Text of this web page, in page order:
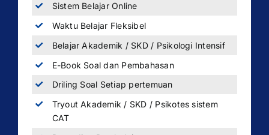
Sistem Belajar Online
Waktu Belajar Fleksibel
Belajar Akademik / SKD / Psikologi Intensif
E-Book Soal dan Pembahasan
Driling Soal Setiap pertemuan
Tryout Akademik / SKD / Psikotes sistem
CAT